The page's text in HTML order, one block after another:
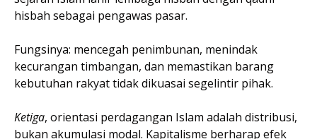
hisbah sebagai pengawas pasar.
Fungsinya: mencegah penimbunan, menindak
kecurangan timbangan, dan memastikan barang
kebutuhan rakyat tidak dikuasai segelintir pihak.
Ketiga, orientasi perdagangan Islam adalah distribusi,
bukan akumulasi modal. Kapitalisme berharap efek